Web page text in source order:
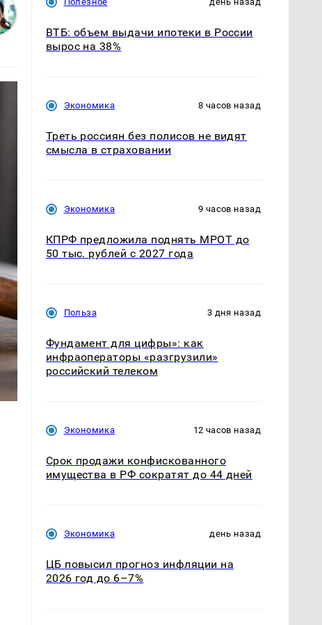
ВТБ: объем выдачи ипотеки в России
вырос на 38%
Экономика 8 часов назад
Треть россиян без полисов не видят
смысла в страховании
Экономика 9 часов назад
КПРФ предложила поднять МРОТ до
50 тыс. рублей с 2027 года
Польза 3 дня назад
Фундамент для цифры»: как
инфраоператоры «разгрузили»
российский телеком
Экономика 12 часов назад
Срок продажи конфискованного
имущества в РФ сократят до 44 дней
Экономика день назад
ЦБ повысил прогноз инфляции на
2026 год до 6–7%